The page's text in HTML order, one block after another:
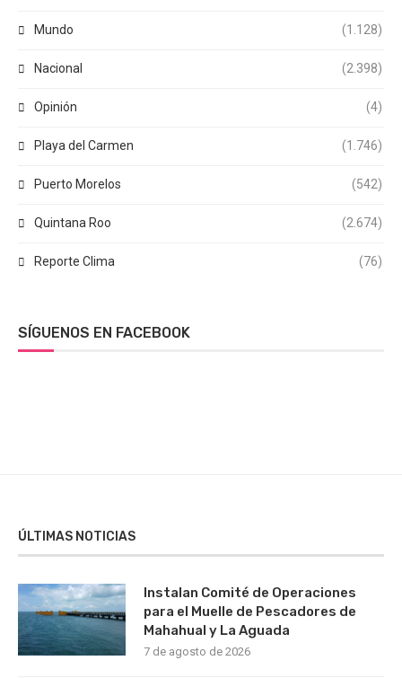
Mundo (1.128)
Nacional (2.398)
Opinión (4)
Playa del Carmen (1.746)
Puerto Morelos (542)
Quintana Roo (2.674)
Reporte Clima (76)
SÍGUENOS EN FACEBOOK
ÚLTIMAS NOTICIAS
Instalan Comité de Operaciones
para el Muelle de Pescadores de
Mahahual y La Aguada
7 de agosto de 2026